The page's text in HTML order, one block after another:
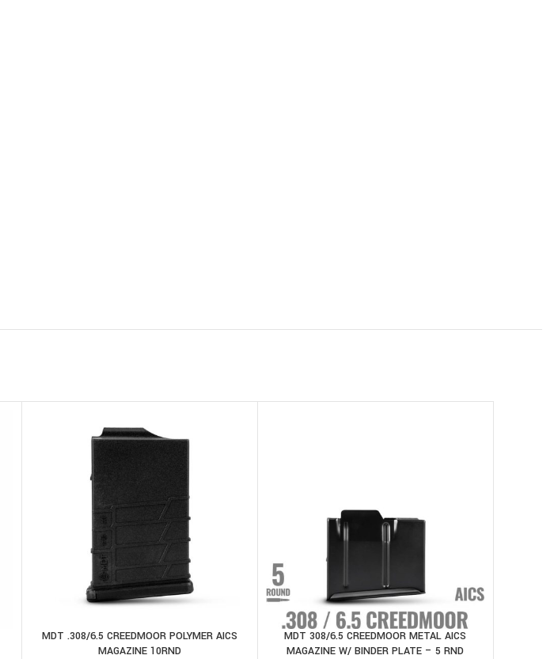
AGGIUNGI AL CARRELLO
MDT .308/6.5 CREEDMOOR POLYMER AICS
MAGAZINE 10RND
AGGIUNGI AL CARRELLO
MDT 308/6.5 CREEDMOOR METAL AICS
MAGAZINE W/ BINDER PLATE – 5 RND